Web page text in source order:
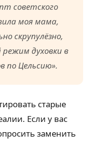
советского
моя мама,
скрупулёзно,
духовки в
по Цельсию».
старые
Если у вас
заменить